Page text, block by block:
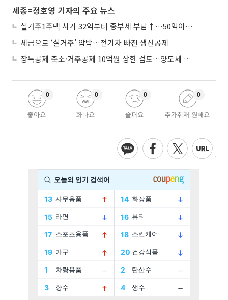
세종=정호영 기자의 주요 뉴스
실거주1주택 시가 32억부터 종부세 부담↑…50억이면 454→979만원
세금으로 ‘실거주’ 압박…전기차 빠진 생산공제
장특공제 축소·거주공제 10억원 상한 검토…양도세 실거주 중심 개편
좋아요
0
화나요
0
슬퍼요
0
추가취재 원해요
0